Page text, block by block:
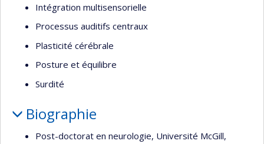
Intégration multisensorielle
Processus auditifs centraux
Plasticité cérébrale
Posture et équilibre
Surdité
Biographie
Post-doctorat en neurologie, Université McGill,